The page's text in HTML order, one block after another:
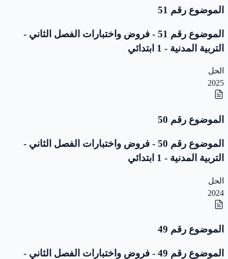
الموضوع رقم 51
الموضوع رقم 51 - فروض واختبارات الفصل الثاني -
التربية المدنية - 1 ابتدائي
الحل
2025
الموضوع رقم 50
الموضوع رقم 50 - فروض واختبارات الفصل الثاني -
التربية المدنية - 1 ابتدائي
الحل
2024
الموضوع رقم 49
الموضوع رقم 49 - فروض واختبارات الفصل الثاني -